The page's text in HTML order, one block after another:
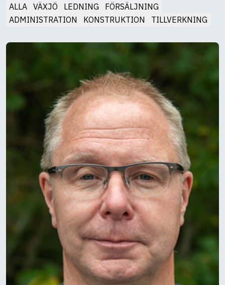
ALLA VÄXJÖ LEDNING
FÖRSÄLJNING
ADMINISTRATION
KONSTRUKTION TILLVERKNING